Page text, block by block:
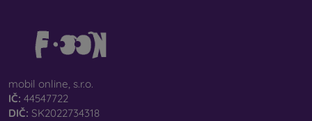
mobil online, s.r.o.
IČ: 44547722
DIČ: SK2022734318